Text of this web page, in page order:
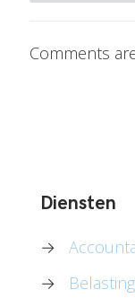
Comments
Diensten
→
→